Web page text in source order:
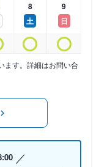
8
土
9
日
ます。詳細はお問い合